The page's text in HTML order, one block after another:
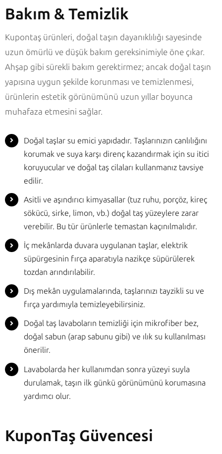
Bakım & Temizlik
Kupontaş ürünleri, doğal taşın dayanıklılığı sayesinde
uzun ömürlü ve düşük bakım gereksinimiyle öne çıkar.
Ahşap gibi sürekli bakım gerektirmez; ancak doğal taşın
yapısına uygun şekilde korunması ve temizlenmesi,
ürünlerin estetik görünümünü uzun yıllar boyunca
muhafaza etmesini sağlar.
Doğal taşlar su emici yapıdadır. Taşlarınızın canlılığını
korumak ve suya karşı direnç kazandırmak için su itici
koruyucular ve doğal taş cilaları kullanmanız tavsiye
edilir.
Asitli ve aşındırıcı kimyasallar (tuz ruhu, porçöz, kireç
sökücü, sirke, limon, vb.) doğal taş yüzeylere zarar
verebilir. Bu tür ürünlerle temastan kaçınılmalıdır.
İç mekânlarda duvara uygulanan taşlar, elektrik
süpürgesinin fırça aparatıyla nazikçe süpürülerek
tozdan arındırılabilir.
Dış mekân uygulamalarında, taşlarınızı tayzikli su ve
fırça yardımıyla temizleyebilirsiniz.
Doğal taş lavaboların temizliği için mikrofiber bez,
doğal sabun (arap sabunu gibi) ve ılık su kullanılması
önerilir.
Lavabolarda her kullanımdan sonra yüzeyi suyla
durulamak, taşın ilk günkü görünümünü korumasına
yardımcı olur.
KuponTaş Güvencesi